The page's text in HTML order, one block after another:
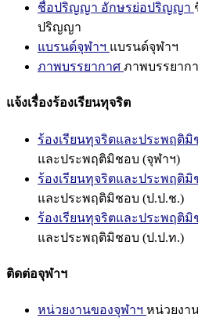
ชื่อปริญญา อักษรย่อปริญญา
ปริญญา
แบรนด์จุฬาฯ แบรนด์จุฬาฯ
ภาพบรรยากาศ ภาพบรรยาก
แจ้งเรื่องร้องเรียนทุจริต
ร้องเรียนทุจริตและประพฤติมิ
และประพฤติมิชอบ (จุฬาฯ)
ร้องเรียนทุจริตและประพฤติมิ
และประพฤติมิชอบ (ป.ป.ช.)
ร้องเรียนทุจริตและประพฤติมิ
และประพฤติมิชอบ (ป.ป.ท.)
ติดต่อจุฬาฯ
หน่วยงานของจุฬาฯ หน่วยงา